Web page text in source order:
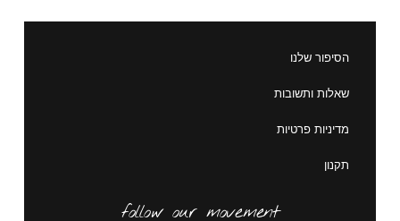
הסיפור שלנו
שאלות ותשובות
מדיניות פרטיות
תקנון
follow our movement